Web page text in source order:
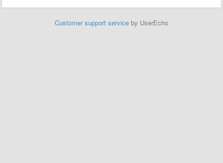
Customer support service by UserEcho